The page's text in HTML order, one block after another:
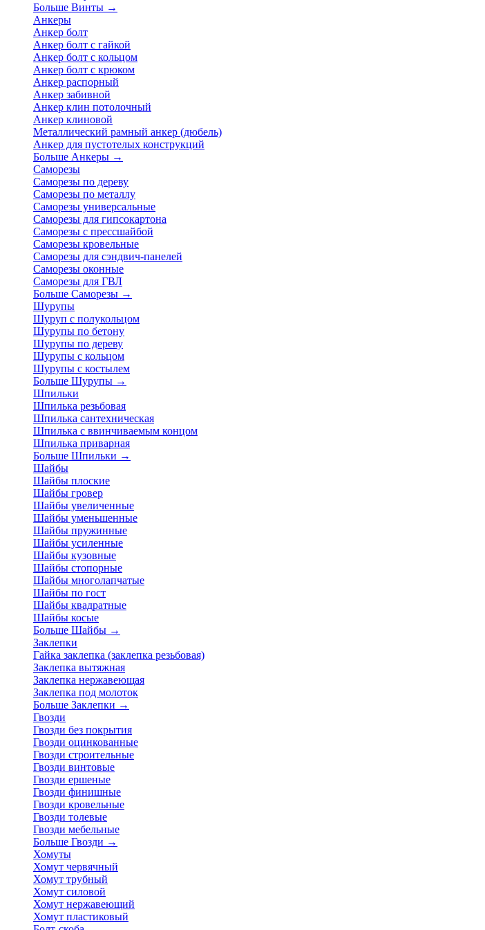
Больше Винты →
Анкеры
Анкер болт
Анкер болт с гайкой
Анкер болт с кольцом
Анкер болт с крюком
Анкер распорный
Анкер забивной
Анкер клин потолочный
Анкер клиновой
Металлический рамный анкер (дюбель)
Анкер для пустотелых конструкций
Больше Анкеры →
Саморезы
Саморезы по дереву
Саморезы по металлу
Саморезы универсальные
Саморезы для гипсокартона
Саморезы с прессшайбой
Саморезы кровельные
Саморезы для сэндвич-панелей
Саморезы оконные
Саморезы для ГВЛ
Больше Саморезы →
Шурупы
Шуруп с полукольцом
Шурупы по бетону
Шурупы по дереву
Шурупы с кольцом
Шурупы с костылем
Больше Шурупы →
Шпильки
Шпилька резьбовая
Шпилька сантехническая
Шпилька с ввинчиваемым концом
Шпилька приварная
Больше Шпильки →
Шайбы
Шайбы плоские
Шайбы гровер
Шайбы увеличенные
Шайбы уменьшенные
Шайбы пружинные
Шайбы усиленные
Шайбы кузовные
Шайбы стопорные
Шайбы многолапчатые
Шайбы по гост
Шайбы квадратные
Шайбы косые
Больше Шайбы →
Заклепки
Гайка заклепка (заклепка резьбовая)
Заклепка вытяжная
Заклепка нержавеющая
Заклепка под молоток
Больше Заклепки →
Гвозди
Гвозди без покрытия
Гвозди оцинкованные
Гвозди строительные
Гвозди винтовые
Гвозди ершеные
Гвозди финишные
Гвозди кровельные
Гвозди толевые
Гвозди мебельные
Больше Гвозди →
Хомуты
Хомут червячный
Хомут трубный
Хомут силовой
Хомут нержавеющий
Хомут пластиковый